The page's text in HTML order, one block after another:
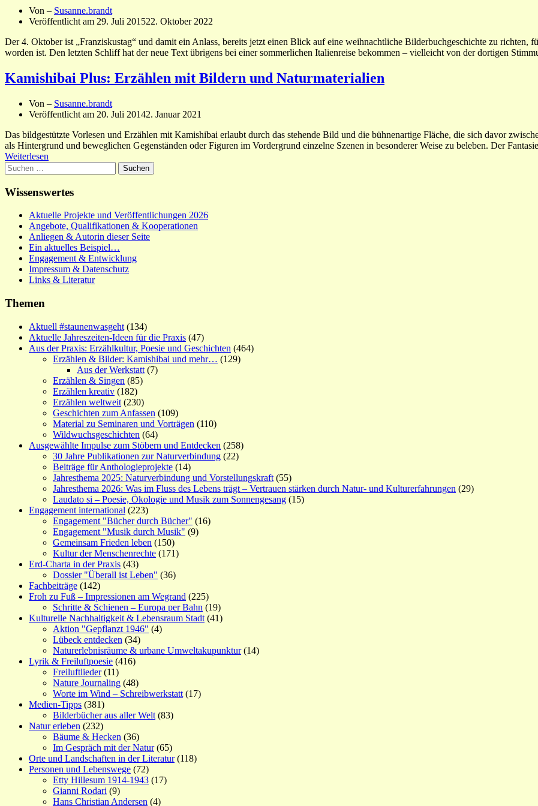
Von – Susanne.brandt
Veröffentlicht am 29. Juli 201522. Oktober 2022
Der 4. Oktober ist „Franziskustag“ und damit ein Anlass, bereits jetzt einen Blick auf eine weihnachtliche Bilderbuchgeschichte zu richten,
worden ist. Den letzten Schliff hat der neue Text übrigens bei einer sommerlichen Italienreise bekommen – vielleicht von der dortigen
Kamishibai Plus: Erzählen mit Bildern und Naturmaterialien
Von – Susanne.brandt
Veröffentlicht am 20. Juli 20142. Januar 2021
Das bildgestützte Vorlesen und Erzählen mit Kamishibai erlaubt durch das stehende Bild und die bühnenartige Fläche, die sich davor
als Hintergrund und beweglichen Gegenständen oder Figuren im Vordergrund einzelne Szenen in besonderer Weise zu beleben. Der
Weiterlesen
Suchen
nach:
Wissenswertes
Aktuelle Projekte und Veröffentlichungen 2026
Angebote, Qualifikationen & Kooperationen
Anliegen & Autorin dieser Seite
Ein aktuelles Beispiel…
Engagement & Entwicklung
Impressum & Datenschutz
Links & Literatur
Themen
Aktuell #staunenwasgeht (134)
Aktuelle Jahreszeiten-Ideen für die Praxis (47)
Aus der Praxis: Erzählkultur, Poesie und Geschichten (464)
Erzählen & Bilder: Kamishibai und mehr… (129)
Aus der Werkstatt (7)
Erzählen & Singen (85)
Erzählen kreativ (182)
Erzählen weltweit (230)
Geschichten zum Anfassen (109)
Material zu Seminaren und Vorträgen (110)
Wildwuchsgeschichten (64)
Ausgewählte Impulse zum Stöbern und Entdecken (258)
30 Jahre Publikationen zur Naturverbindung (22)
Beiträge für Anthologieprojekte (14)
Jahresthema 2025: Naturverbindung und Vorstellungskraft (55)
Jahresthema 2026: Was im Fluss des Lebens trägt – Vertrauen stärken durch Natur- und Kulturerfahrungen (29)
Laudato si – Poesie, Ökologie und Musik zum Sonnengesang (15)
Engagement international (223)
Engagement "Bücher durch Bücher" (16)
Engagement "Musik durch Musik" (9)
Gemeinsam Frieden leben (150)
Kultur der Menschenrechte (171)
Erd-Charta in der Praxis (43)
Dossier "Überall ist Leben" (36)
Fachbeiträge (142)
Froh zu Fuß – Impressionen am Wegrand (225)
Schritte & Schienen – Europa per Bahn (19)
Kulturelle Nachhaltigkeit & Lebensraum Stadt (41)
Aktion "Gepflanzt 1946" (4)
Lübeck entdecken (34)
Naturerlebnisräume & urbane Umweltakupunktur(14)
Lyrik & Freiluftpoesie (416)
Freiluftlieder(11)
Nature Journaling (48)
Worte im Wind – Schreibwerkstatt (17)
Medien-Tipps (381)
Bilderbücher aus aller Welt (83)
Natur erleben (232)
Bäume & Hecken (36)
Im Gespräch mit der Natur(65)
Orte und Landschaften in der Literatur(118)
Personen und Lebenswege (72)
Etty Hillesum 1914-1943 (17)
Gianni Rodari (9)
Hans Christian Andersen (4)